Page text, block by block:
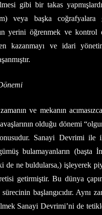
gibi bir takas
veya başka coğrafyalara
yerini öğrenmek ve kontrol
kazanmayı ve idari
ve mekanın acımasızca
olduğu dönemi
Sanayi Devrimi ile
bulamayanların (başta
de ne buldularsa,) işleyerek
getirmiştir. Bu dünya
başlangıcıdır. Aynı
Sanayi Devrimi’ni de